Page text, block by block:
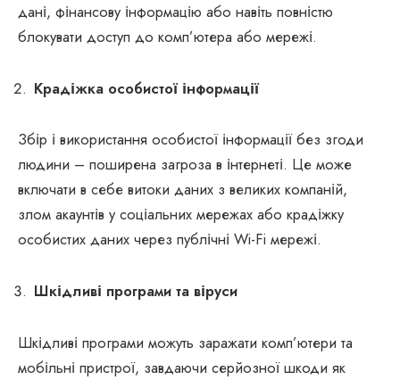
дані, фінансову інформацію або навіть повністю
блокувати доступ до комп’ютера або мережі.
Крадіжка особистої інформації
Збір і використання особистої інформації без згоди
людини – поширена загроза в інтернеті. Це може
включати в себе витоки даних з великих компаній,
злом акаунтів у соціальних мережах або крадіжку
особистих даних через публічні Wi-Fi мережі.
Шкідливі програми та віруси
Шкідливі програми можуть заражати комп’ютери та
мобільні пристрої, завдаючи серйозної шкоди як